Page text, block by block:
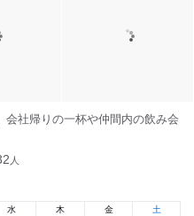
会社帰りの一杯や仲間内の飲み会
人
水 木 金 土